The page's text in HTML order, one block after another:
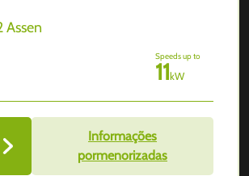
Assen
Speeds up to
11kW
Informações
pormenorizadas